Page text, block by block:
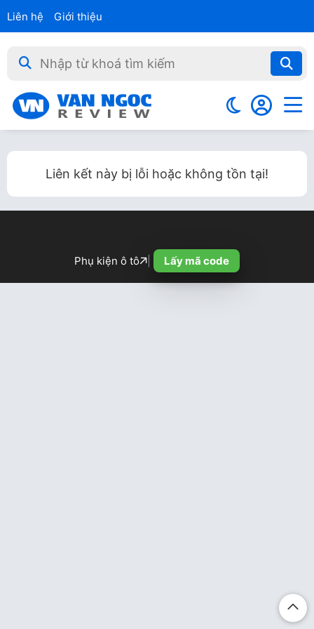
Liên hệ Giới thiệu
Liên kết này bị lỗi hoặc không tồn tại!
Phụ kiện ô tô Lấy mã code